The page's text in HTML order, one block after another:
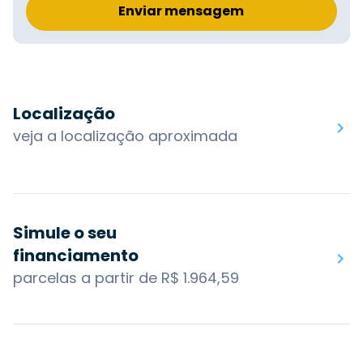
Enviar mensagem
Localização
veja a localização aproximada
Simule o seu
financiamento
parcelas a partir de R$ 1.964,59